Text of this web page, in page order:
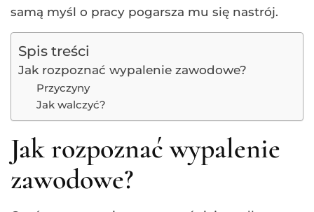
samą myśl o pracy pogarsza mu się nastrój.
Spis treści
Jak rozpoznać wypalenie zawodowe?
Przyczyny
Jak walczyć?
Jak rozpoznać wypalenie
zawodowe?